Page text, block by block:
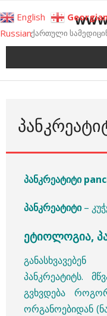
to
contentქართული
პანკრეატიტი
პანკრეატიტი–
ეტიოლოგია,
პანკრეატიტს.
გვხვდება
ორგანოებიდან
English
Russian